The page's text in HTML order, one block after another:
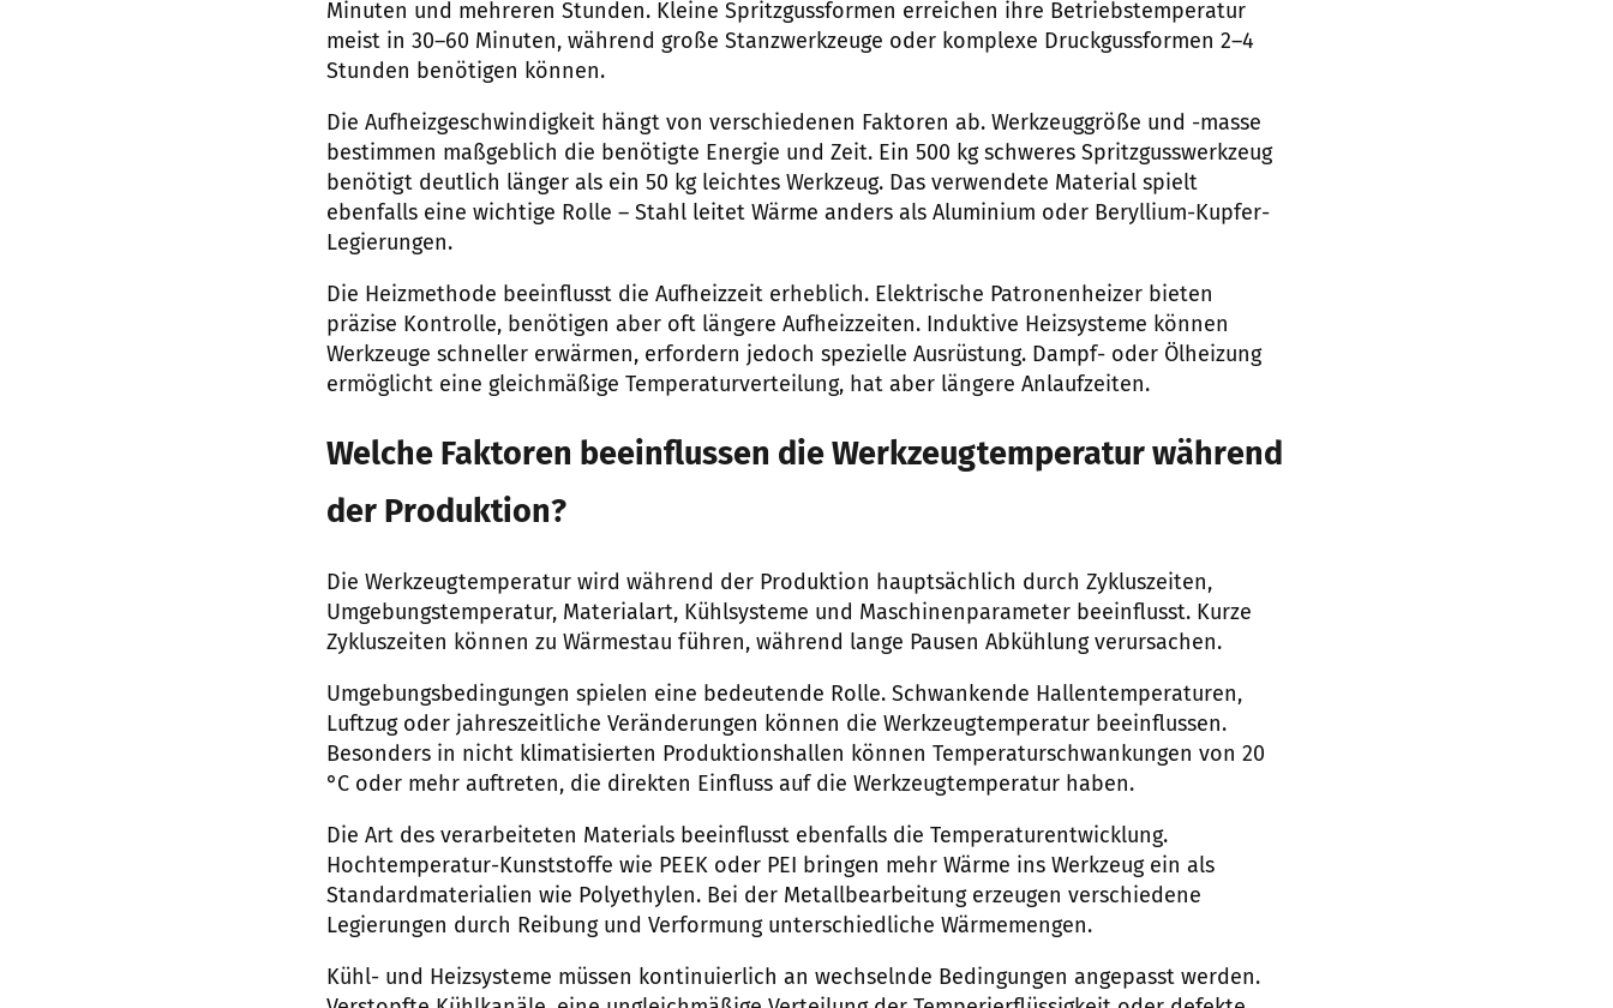
Minuten und mehreren Stunden. Kleine Spritzgussformen erreichen ihre Betriebstemperatur
meist in 30–60 Minuten, während große Stanzwerkzeuge oder komplexe Druckgussformen 2–4
Stunden benötigen können.
Die Aufheizgeschwindigkeit hängt von verschiedenen Faktoren ab. Werkzeuggröße und -masse
bestimmen maßgeblich die benötigte Energie und Zeit. Ein 500 kg schweres Spritzgusswerkzeug
benötigt deutlich länger als ein 50 kg leichtes Werkzeug. Das verwendete Material spielt
ebenfalls eine wichtige Rolle – Stahl leitet Wärme anders als Aluminium oder Beryllium-Kupfer-
Legierungen.
Die Heizmethode beeinflusst die Aufheizzeit erheblich. Elektrische Patronenheizer bieten
präzise Kontrolle, benötigen aber oft längere Aufheizzeiten. Induktive Heizsysteme können
Werkzeuge schneller erwärmen, erfordern jedoch spezielle Ausrüstung. Dampf- oder Ölheizung
ermöglicht eine gleichmäßige Temperaturverteilung, hat aber längere Anlaufzeiten.
Welche Faktoren beeinflussen die Werkzeugtemperatur während
der Produktion?
Die Werkzeugtemperatur wird während der Produktion hauptsächlich durch Zykluszeiten,
Umgebungstemperatur, Materialart, Kühlsysteme und Maschinenparameter beeinflusst. Kurze
Zykluszeiten können zu Wärmestau führen, während lange Pausen Abkühlung verursachen.
Umgebungsbedingungen spielen eine bedeutende Rolle. Schwankende Hallentemperaturen,
Luftzug oder jahreszeitliche Veränderungen können die Werkzeugtemperatur beeinflussen.
Besonders in nicht klimatisierten Produktionshallen können Temperaturschwankungen von 20
°C oder mehr auftreten, die direkten Einfluss auf die Werkzeugtemperatur haben.
Die Art des verarbeiteten Materials beeinflusst ebenfalls die Temperaturentwicklung.
Hochtemperatur-Kunststoffe wie PEEK oder PEI bringen mehr Wärme ins Werkzeug ein als
Standardmaterialien wie Polyethylen. Bei der Metallbearbeitung erzeugen verschiedene
Legierungen durch Reibung und Verformung unterschiedliche Wärmemengen.
Kühl- und Heizsysteme müssen kontinuierlich an wechselnde Bedingungen angepasst werden.